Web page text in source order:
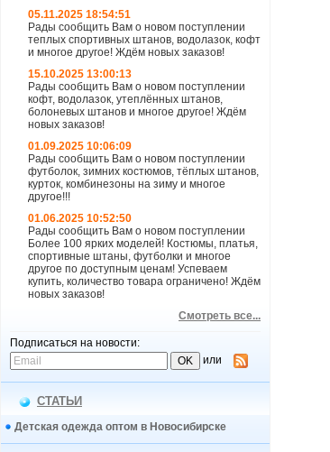
05.11.2025 18:54:51
Рады сообщить Вам о новом поступлении
теплых спортивных штанов, водолазок, кофт
и многое другое! Ждём новых заказов!
15.10.2025 13:00:13
Рады сообщить Вам о новом поступлении
кофт, водолазок, утеплённых штанов,
болоневых штанов и многое другое! Ждём
новых заказов!
01.09.2025 10:06:09
Рады сообщить Вам о новом поступлении
футболок, зимних костюмов, тёплых штанов,
курток, комбинезоны на зиму и многое
другое!!!
01.06.2025 10:52:50
Рады сообщить Вам о новом поступлении
Более 100 ярких моделей! Костюмы, платья,
спортивные штаны, футболки и многое
другое по доступным ценам! Успеваем
купить, количество товара ограничено! Ждём
новых заказов!
Смотреть все...
Подписаться на новости:
или
СТАТЬИ
Детская одежда оптом в Новосибирске